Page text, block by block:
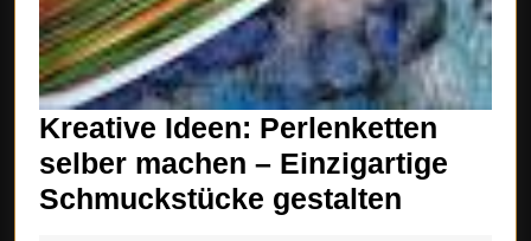
Kreative Ideen: Perlenketten
selber machen – Einzigartige
Schmuckstücke gestalten